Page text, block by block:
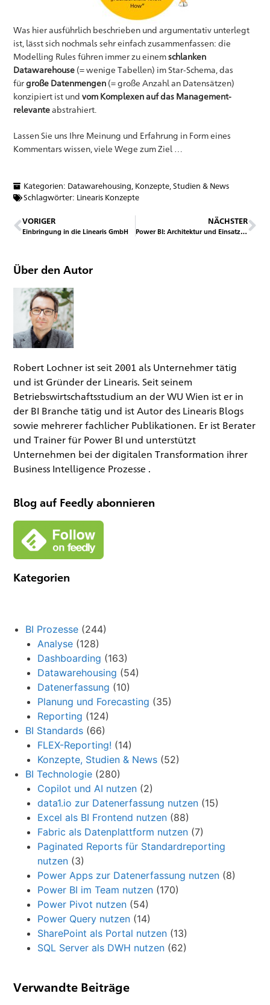
Was hier ausführlich beschrieben und argumentativ unterlegt
ist, lässt sich nochmals sehr einfach zusammenfassen: die
Modelling Rules führen immer zu einemschlanken
Datawarehouse (= wenige Tabellen) im Star-Schema, das
fürgroße Datenmengen (= große Anzahl an Datensätzen)
konzipiert ist undvom Komplexen auf das Management-
relevanteabstrahiert.
Lassen Sie uns Ihre Meinung und Erfahrung in Form eines
Kommentars wissen, viele Wege zum Ziel …
Kategorien: Datawarehousing, Konzepte, Studien & News
Schlagwörter: Linearis Konzepte
VORIGER
Einbringung in die Linearis GmbH
NÄCHSTER
Power BI: Architektur und Einsatzbereiche
Über den Autor
Robert Lochner ist seit 2001 als Unternehmer tätig
und ist Gründer der Linearis. Seit seinem
Betriebswirtschaftsstudium an der WU Wien ist er in
der BI Branche tätig und ist Autor des Linearis Blogs
sowie mehrerer fachlicher Publikationen. Er ist Berater
und Trainer für Power BI und unterstützt
Unternehmen bei der digitalen Transformation ihrer
Business Intelligence Prozesse .
Blog auf Feedly abonnieren
Kategorien
BI Prozesse (244)
Analyse (128)
Dashboarding (163)
Datawarehousing (54)
Datenerfassung (10)
Planung und Forecasting (35)
Reporting (124)
BI Standards (66)
FLEX-Reporting! (14)
Konzepte, Studien & News (52)
BI Technologie (280)
Copilot und AI nutzen (2)
data1.io zur Datenerfassung nutzen (15)
Excel als BI Frontend nutzen (88)
Fabric als Datenplattform nutzen (7)
Paginated Reports für Standardreporting
nutzen (3)
Power Apps zur Datenerfassung nutzen (8)
Power BI im Team nutzen (170)
Power Pivot nutzen (54)
Power Query nutzen (14)
SharePoint als Portal nutzen (13)
SQL Server als DWH nutzen (62)
Verwandte Beiträge